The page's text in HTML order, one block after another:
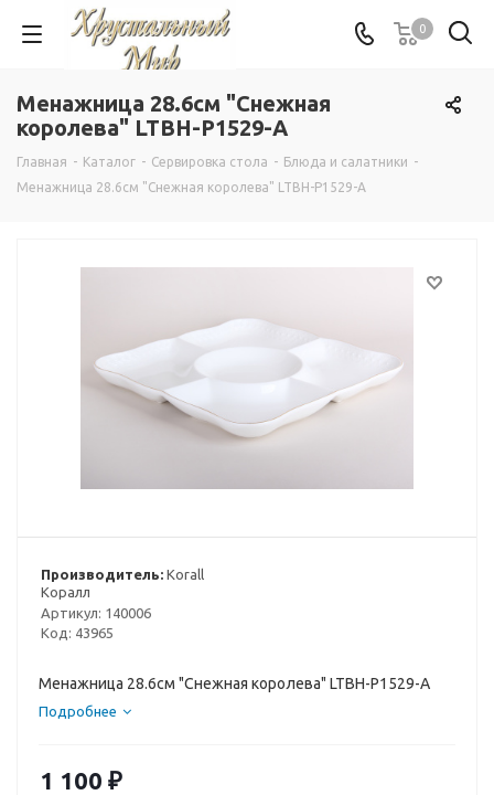
0
Менажница 28.6см "Снежная
королева" LTBH-P1529-A
Главная - Каталог - Сервировка стола - Блюда и салатники -
Менажница 28.6см "Снежная королева" LTBH-P1529-A
Производитель: Korall
Коралл
Артикул: 140006
Код: 43965
Менажница 28.6см "Снежная королева" LTBH-P1529-A
Подробнее
1 100 ₽